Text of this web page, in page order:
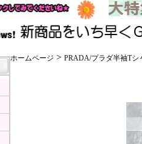
ホームページ > PRADA/プラダ半袖Tシ